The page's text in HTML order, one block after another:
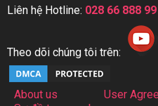
Liên hệ Hotline: 028 66 888 99
Theo dõi chúng tôi trên:
About us User